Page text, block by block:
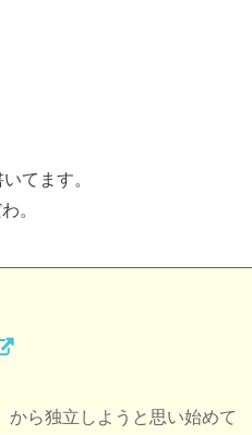
てます。
。
から独立しようと思い始めて